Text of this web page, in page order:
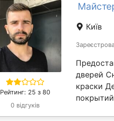
Рейтинг: 25 з 80
0 відгуків
Київ
дверей
краски